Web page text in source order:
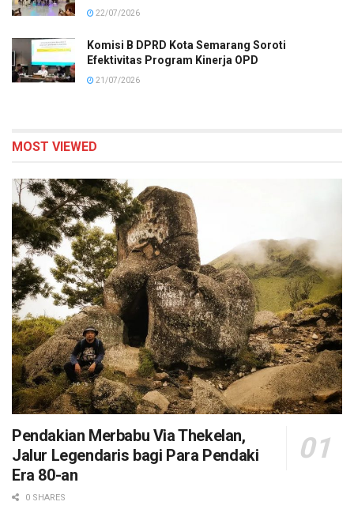
22/07/2026
Komisi B DPRD Kota Semarang Soroti
Efektivitas Program Kinerja OPD
21/07/2026
MOST VIEWED
Pendakian Merbabu Via Thekelan,
Jalur Legendaris bagi Para Pendaki
Era 80-an
0 SHARES